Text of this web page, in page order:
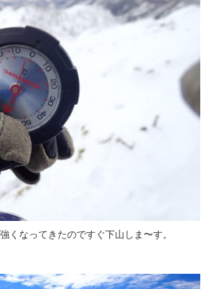
なってきたのですぐ下山しま〜す。